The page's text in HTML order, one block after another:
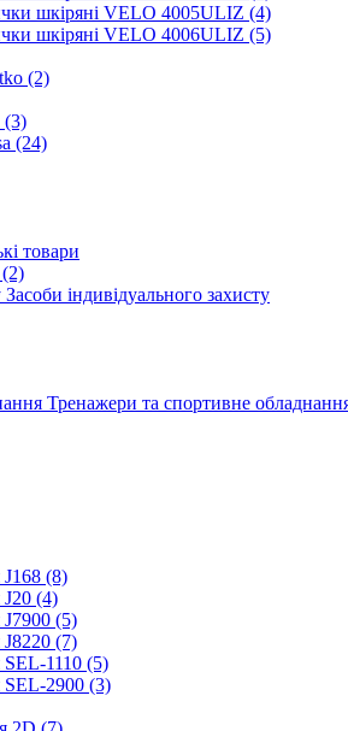
шкіряні VELO 4005ULIZ (4)
шкіряні VELO 4006ULIZ (5)
(2)
(3)
(24)
товари
(2)
Засоби індивідуального захисту
Тренажери та спортивне
(8)
(4)
(5)
(7)
1110 (5)
SEL-2900 (3)